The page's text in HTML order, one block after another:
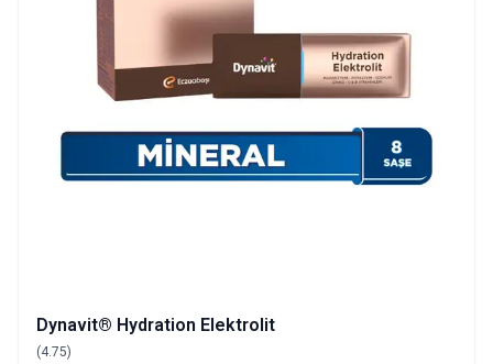
Dynavit® Hydration Elektrolit
(4.75)